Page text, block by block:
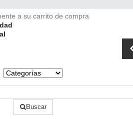
a su carrito de compra
Buscar